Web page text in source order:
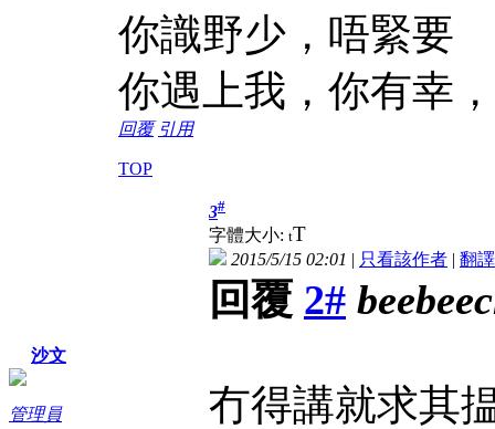
你識野少，唔緊要
你遇上我，你有幸
回覆 引用
TOP
沙文
管理員
3#
字體大小: tT
2015/5/15 02:01 | 只看該作者 | 翻譯
回覆 2#
冇得講就求其